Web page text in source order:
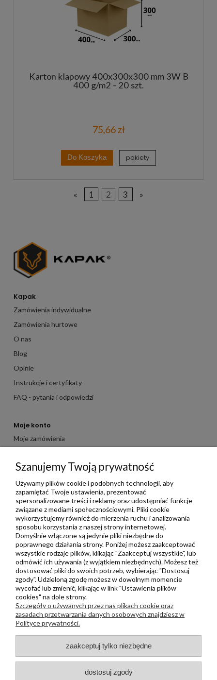
Karton klapowy 400x300x300 mm 3W B
400 g/m2 - 20 szt.
75,66 zł
Do Koszyka pakiety
« 1 2 3 »
Kapak
Zamówienia indywidualne
Zamówienia hurtowe
O nas
Blog
Opinie
Instrukcje i certyfikaty
FAQ - pytania i odpowiedzi
Moje konto
Moje zamówienia
Ulubione
Zbieraj punkty za zakupy
Informacje
Kontakt
Regulamin
Polityka prywatności
Metody wysyłki i płatności
Płatności odroczone PayPo
Zwroty i reklamacje
Newsletter
sklep@kapak.pl
Szanujemy Twoją prywatność
Używamy plików cookie i podobnych technologii, aby
zapamiętać Twoje ustawienia, prezentować
spersonalizowane treści i reklamy oraz udostępniać funkcje
związane z mediami społecznościowymi. Pliki cookie
wykorzystujemy również do mierzenia ruchu i analizowania
sposobu korzystania z naszej strony internetowej.
Domyślnie włączone są jedynie pliki niezbędne do
poprawnego działania strony. Poniżej możesz zaakceptować
wszystkie rodzaje plików, klikając "Zaakceptuj wszystkie", lub
odmówić ich używania (z wyjątkiem niezbędnych). Możesz też
dostosować pliki do swoich potrzeb, wybierając "Dostosuj
zgody". Udzieloną zgodę możesz w dowolnym momencie
wycofać lub zmienić, klikając w link "Ustawienia plików
cookies" na dole strony.
Szczegóły o używanych przez nas plikach cookie oraz
zasadach przetwarzania danych osobowych znajdziesz w
Polityce prywatności.
zaakceptuj tylko niezbędne
dostosuj zgody